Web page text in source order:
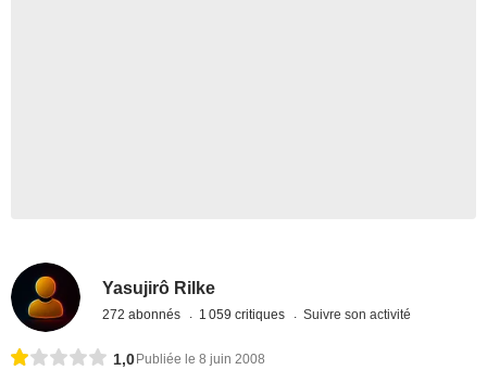
Yasujirô Rilke
272 abonnés 1 059 critiques Suivre son activité
1,0 Publiée le 8 juin 2008